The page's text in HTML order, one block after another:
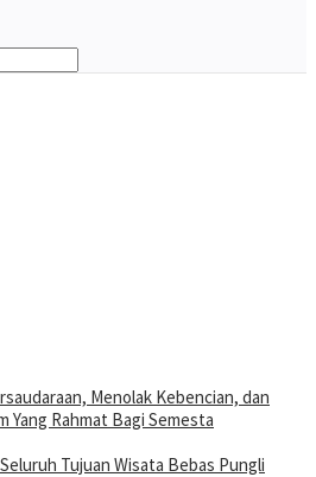
Menolak Kebencian, dan
Yang Rahmat Bagi Semesta
Tujuan Wisata Bebas Pungli